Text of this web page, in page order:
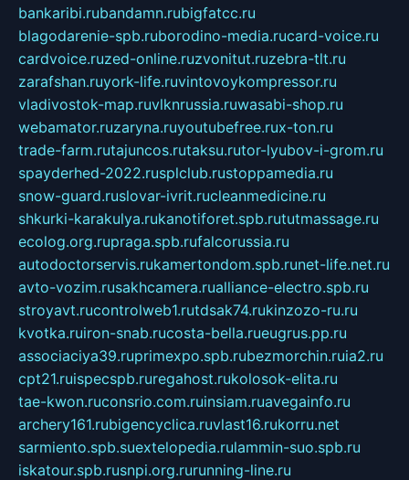
bankaribi.rubandamn.rubigfatcc.ru
blagodarenie-spb.ruborodino-media.rucard-voice.ru
cardvoice.ruzed-online.ruzvonitut.ruzebra-tlt.ru
zarafshan.ruyork-life.ruvintovoykompressor.ru
vladivostok-map.ruvlknrussia.ruwasabi-shop.ru
webamator.ruzaryna.ruyoutubefree.rux-ton.ru
trade-farm.rutajuncos.rutaksu.rutor-lyubov-i-grom.ru
spayderhed-2022.rusplclub.rustoppamedia.ru
snow-guard.ruslovar-ivrit.rucleanmedicine.ru
shkurki-karakulya.rukanotiforet.spb.rututmassage.ru
ecolog.org.rupraga.spb.rufalcorussia.ru
autodoctorservis.rukamertondom.spb.runet-life.net.ru
avto-vozim.rusakhcamera.rualliance-electro.spb.ru
stroyavt.rucontrolweb1.rutdsak74.rukinzozo-ru.ru
kvotka.ruiron-snab.rucosta-bella.rueugrus.pp.ru
associaciya39.ruprimexpo.spb.rubezmorchin.ruia2.ru
cpt21.ruispecspb.ruregahost.rukolosok-elita.ru
tae-kwon.ruconsrio.com.ruinsiam.ruavegainfo.ru
archery161.rubigencyclica.ruvlast16.rukorru.net
sarmiento.spb.suextelopedia.rulammin-suo.spb.ru
iskatour.spb.rusnpi.org.rurunning-line.ru